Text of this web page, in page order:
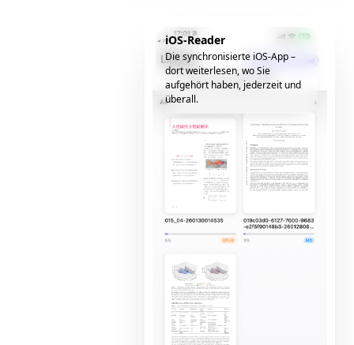
iOS-Reader
Die synchronisierte iOS-App –
dort weiterlesen, wo Sie
aufgehört haben, jederzeit und
überall.